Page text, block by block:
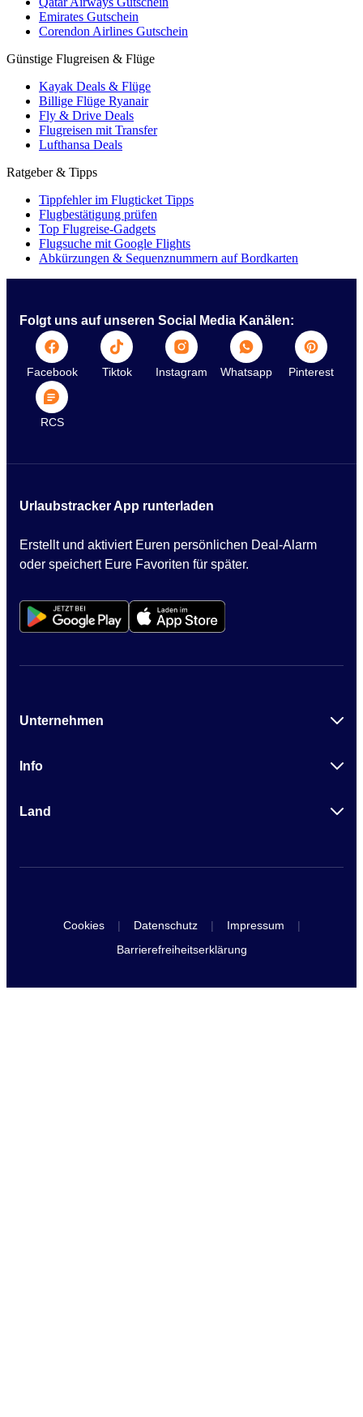
Emirates Gutschein
Corendon Airlines Gutschein
Günstige Flugreisen & Flüge
Kayak Deals & Flüge
Billige Flüge Ryanair
Fly & Drive Deals
Flugreisen mit Transfer
Lufthansa Deals
Ratgeber & Tipps
Tippfehler im Flugticket Tipps
Flugbestätigung prüfen
Top Flugreise-Gadgets
Flugsuche mit Google Flights
Abkürzungen & Sequenznummern auf Bordkarten